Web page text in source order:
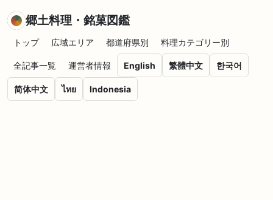
郷土料理・銘菓図鑑
トップ 広域エリア 都道府県別 料理カテゴリー別
全記事一覧 運営者情報 English 繁體中文 한국어
简体中文 ไทย Indonesia